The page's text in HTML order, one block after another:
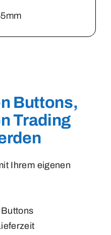
Buttons,
Trading
Ihrem eigenen